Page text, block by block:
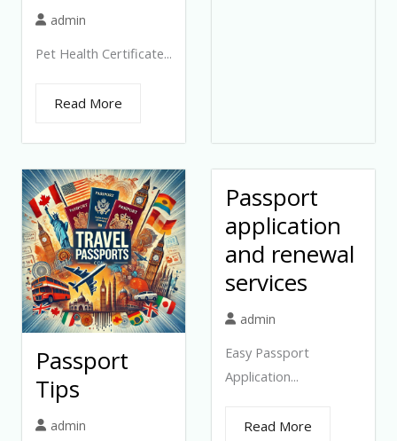
admin
Pet Health Certificate...
Read More
Passport
Tips
admin
Passport
application
and renewal
services
admin
Easy Passport
Application...
Read More